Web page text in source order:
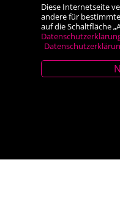
Stammhaus
Öffnungszeiten
Diese Internetseite
andere für
auf die Schaltfläche